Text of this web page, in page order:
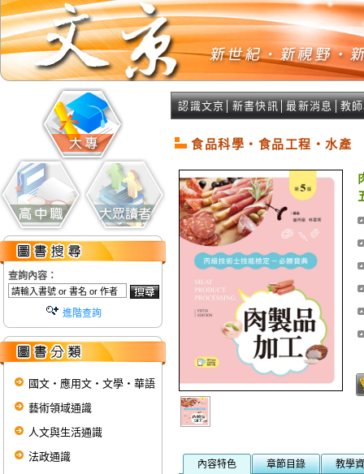
查詢內容：
進階查詢
國文‧應用文‧文學‧華語
藝術領域通識
人文與生活通識
法政通識
認識文京 新書快訊 │最新消息 教
食品科學‧食品工程‧水產
內容特色 章節目錄 教學